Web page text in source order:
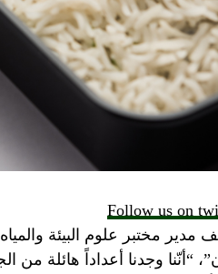
Follow us on
مدير مختبر علوم البيئة
“أنّنا وجدنا أعداداً هائلة من